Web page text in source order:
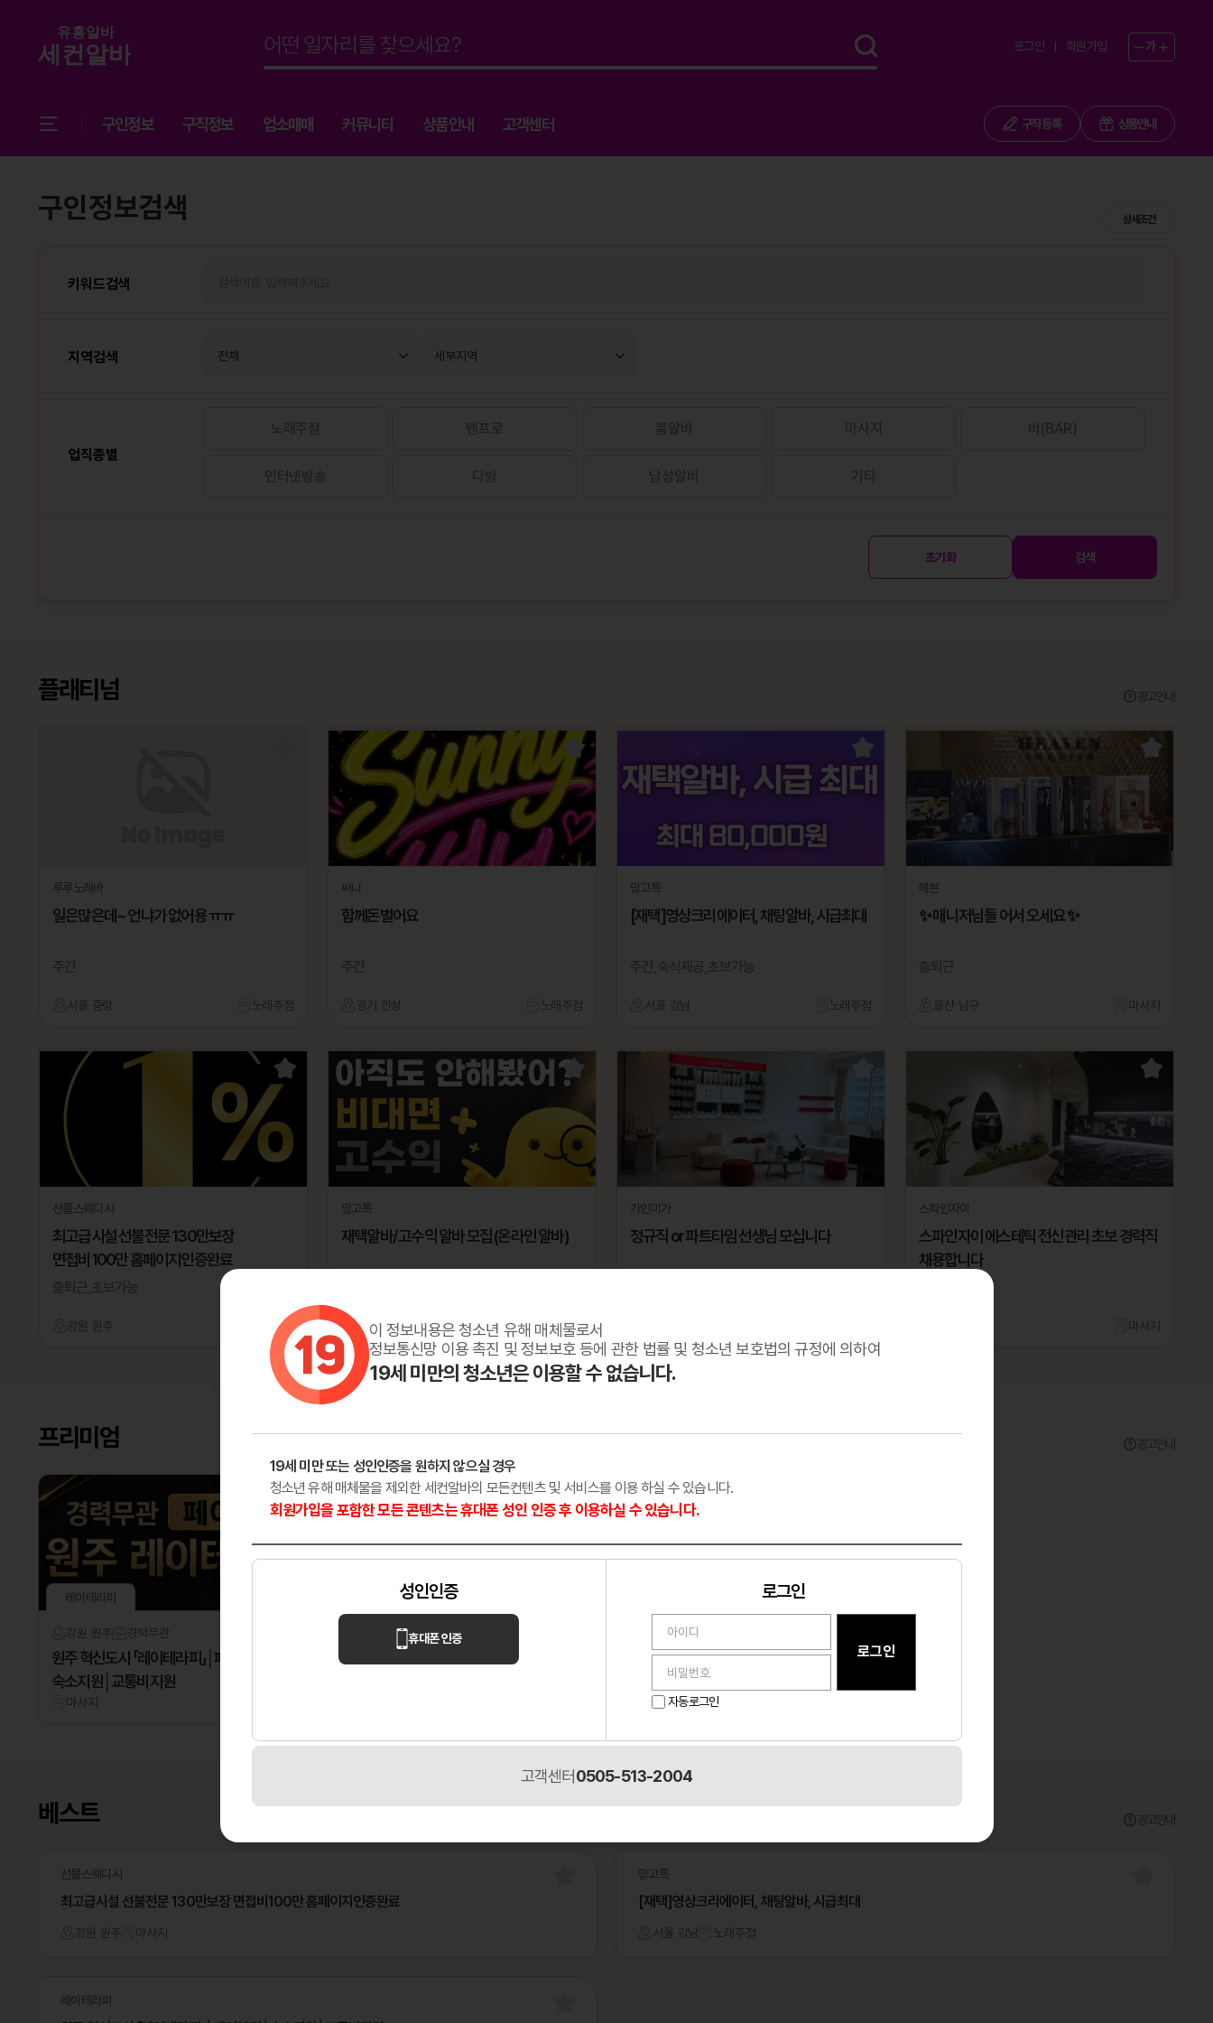
로그인 회원가입 가
구인정보 구직정보 업소매매 커뮤니티 상품안내 고객센터 구직 등록 상품안내
구인정보검색 상세조건
키워드검색
지역검색
업직종별
노래주점 텐프로 룸알바 마사지 바(BAR)
인터넷방송 다방 남성알바 기타
초기화 검색
플래티넘 광고안내
루루노래바
일은많은데~ 언냐가 없어용 ㅠㅠ
주간
서울 중랑 노래주점
써니
함께돈벌어요
주간
경기 안성 노래주점
망고톡
[재택]영상크리에이터, 채팅알바, 시급최대
주간,숙식제공,초보가능
서울 강남 노래주점
헤븐
✨ 매니저님들 어서 오세요 ✨
출퇴근
울산 남구 마사지
선물스웨디시
최고급시설 선불전문 130만보장
면접비100만 홈페이지인증완료
출퇴근,초보가능
강원 원주 마사지
망고톡
재택알바/ 고수익 알바 모집 (온라인 알바)
서울 강남 기타
가인미가
정규직 or 파트타임 선생님 모십니다
스파인자이
스파인자이 에스테틱 전신관리 초보 경력직
채용합니다
마사지
프리미엄 광고안내
레이테라피
강원 원주 경력무관
원주 혁신도시 「레이테라피」│페이12만│
숙소지원│교통비지원
마사지
다온테라피
대전 대덕구 경력무관
깨끗한 분위기의 샵 상시모집
울산 남구
✨ 매니저님들 어서 오세요 ✨
마사지
베스트 광고안내
선물스웨디시
최고급시설 선불전문 130만보장 면접비100만 홈페이지인증완료
강원 원주 마사지
망고톡
[재택]영상크리에이터, 채팅알바, 시급최대
서울 강남 노래주점
레이테라피
이 정보내용은 청소년 유해 매체물로서
정보통신망 이용 촉진 및 정보보호 등에 관한 법률 및 청소년 보호법의 규정에 의하여
19세 미만의 청소년은 이용할 수 없습니다.
19세 미만 또는 성인인증을 원하지 않으실 경우
청소년 유해 매체물을 제외한 세컨알바의 모든컨텐츠 및 서비스를 이용 하실 수 있습니다.
회원가입을 포함한 모든 콘텐츠는 휴대폰 성인 인증 후 이용하실 수 있습니다.
성인인증
휴대폰 인증
로그인
자동로그인
고객센터0505-513-2004